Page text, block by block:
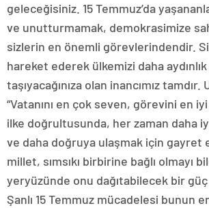
geleceğisiniz. 15 Temmuz’da
ve unutturmamak, demokrasimize
sizlerin en önemli görevlerindendir.
hareket ederek ülkemizi daha aydınlık
taşıyacağınıza olan inancımız tamdır.
“Vatanını en çok seven, görevini en iyi
ilke doğrultusunda, her zaman daha
ve daha doğruya ulaşmak için gayret
millet, sımsıkı birbirine bağlı olmayı
yeryüzünde onu dağıtabilecek bir
Şanlı 15 Temmuz mücadelesi bunun